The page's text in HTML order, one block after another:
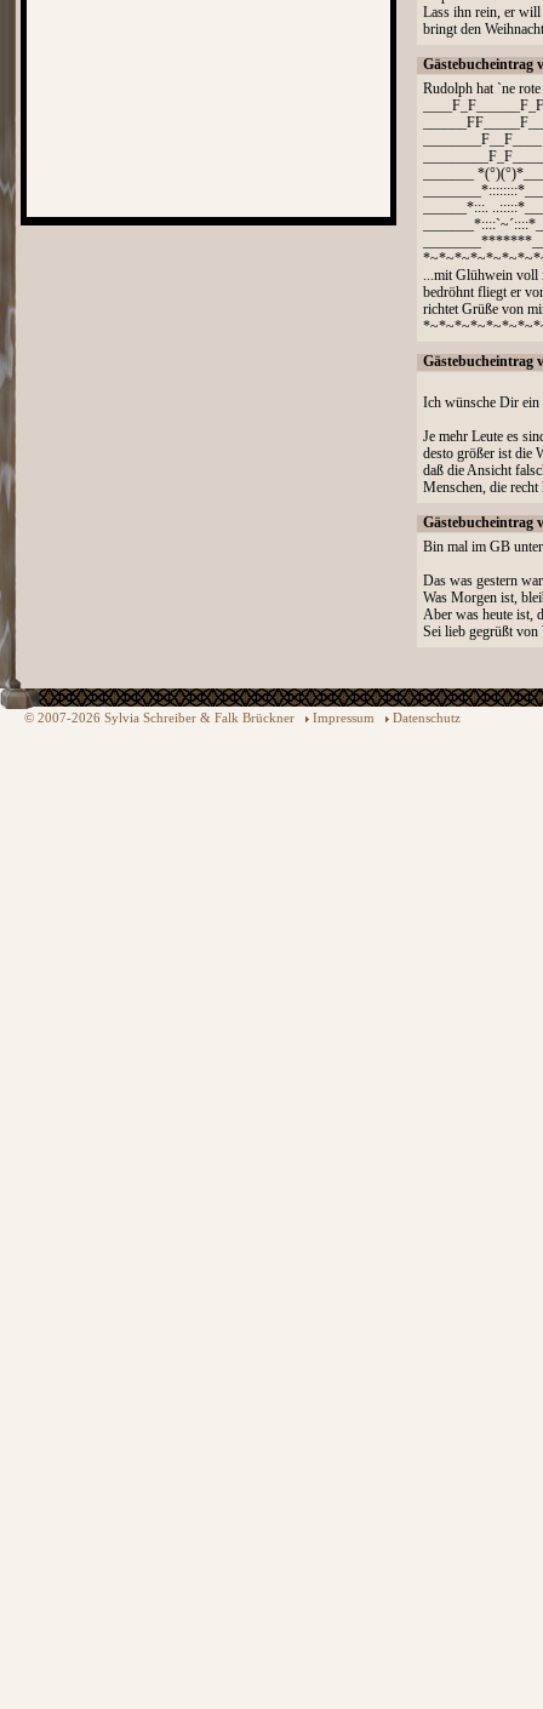
Lass ihn rein, er
bringt den
Gästebucheintrag
Rudolph hat `ne
____F_F______F_F
________F__F____
_______
______*:::.
...mit Glühwein voll
bedröhnt fliegt er
richtet Grüße von
Gästebucheintrag
Ich wünsche Dir ein
Je mehr Leute es
desto größer ist die
daß die Ansicht
Menschen, die recht
Gästebucheintrag
Bin mal im GB
Das was gestern
Was Morgen ist,
Aber was heute ist,
Sei lieb gegrüßt von
© 2007-2026 Sylvia Schreiber & Falk Brückner Impressum Datenschutz